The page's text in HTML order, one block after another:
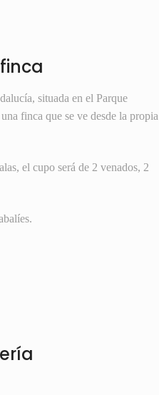
situada en el Parque
finca que se ve desde la propia
el cupo será de 2 venados, 2